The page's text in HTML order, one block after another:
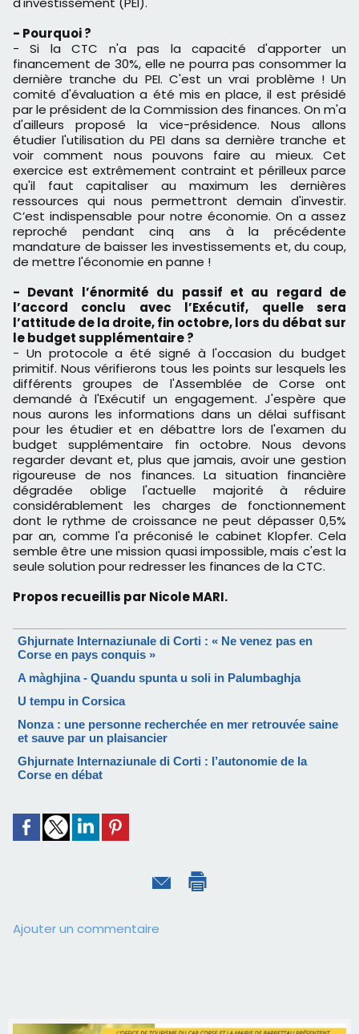
- Pourquoi ?
- Si la CTC n'a pas la capacité d'apporter un
financement de 30%, elle ne pourra pas consommer la
dernière tranche du PEI. C'est un vrai problème ! Un
comité d'évaluation a été mis en place, il est présidé
par le président de la Commission des finances. On m'a
d'ailleurs proposé la vice-présidence. Nous allons
étudier l'utilisation du PEI dans sa dernière tranche et
voir comment nous pouvons faire au mieux. Cet
exercice est extrêmement contraint et périlleux parce
qu'il faut capitaliser au maximum les dernières
ressources qui nous permettront demain d'investir.
C’est indispensable pour notre économie. On a assez
reproché pendant cinq ans à la précédente
mandature de baisser les investissements et, du coup,
de mettre l'économie en panne !
- Devant l’énormité du passif et au regard de
l’accord conclu avec l’Exécutif, quelle sera
l’attitude de la droite, fin octobre, lors du débat sur
le budget supplémentaire ?
- Un protocole a été signé à l'occasion du budget
primitif. Nous vérifierons tous les points sur lesquels les
différents groupes de l'Assemblée de Corse ont
demandé à l'Exécutif un engagement. J'espère que
nous aurons les informations dans un délai suffisant
pour les étudier et en débattre lors de l'examen du
budget supplémentaire fin octobre. Nous devons
regarder devant et, plus que jamais, avoir une gestion
rigoureuse de nos finances. La situation financière
dégradée oblige l'actuelle majorité à réduire
considérablement les charges de fonctionnement
dont le rythme de croissance ne peut dépasser 0,5%
par an, comme l'a préconisé le cabinet Klopfer. Cela
semble être une mission quasi impossible, mais c'est la
seule solution pour redresser les finances de la CTC.
Propos recueillis par Nicole MARI.
Ghjurnate Internaziunale di Corti : « Ne venez pas en
Corse en pays conquis »
A màghjina - Quandu spunta u soli in Palumbaghja
U tempu in Corsica
Nonza : une personne recherchée en mer retrouvée saine
et sauve par un plaisancier
Ghjurnate Internaziunale di Corti : l’autonomie de la
Corse en débat
Ajouter un commentaire